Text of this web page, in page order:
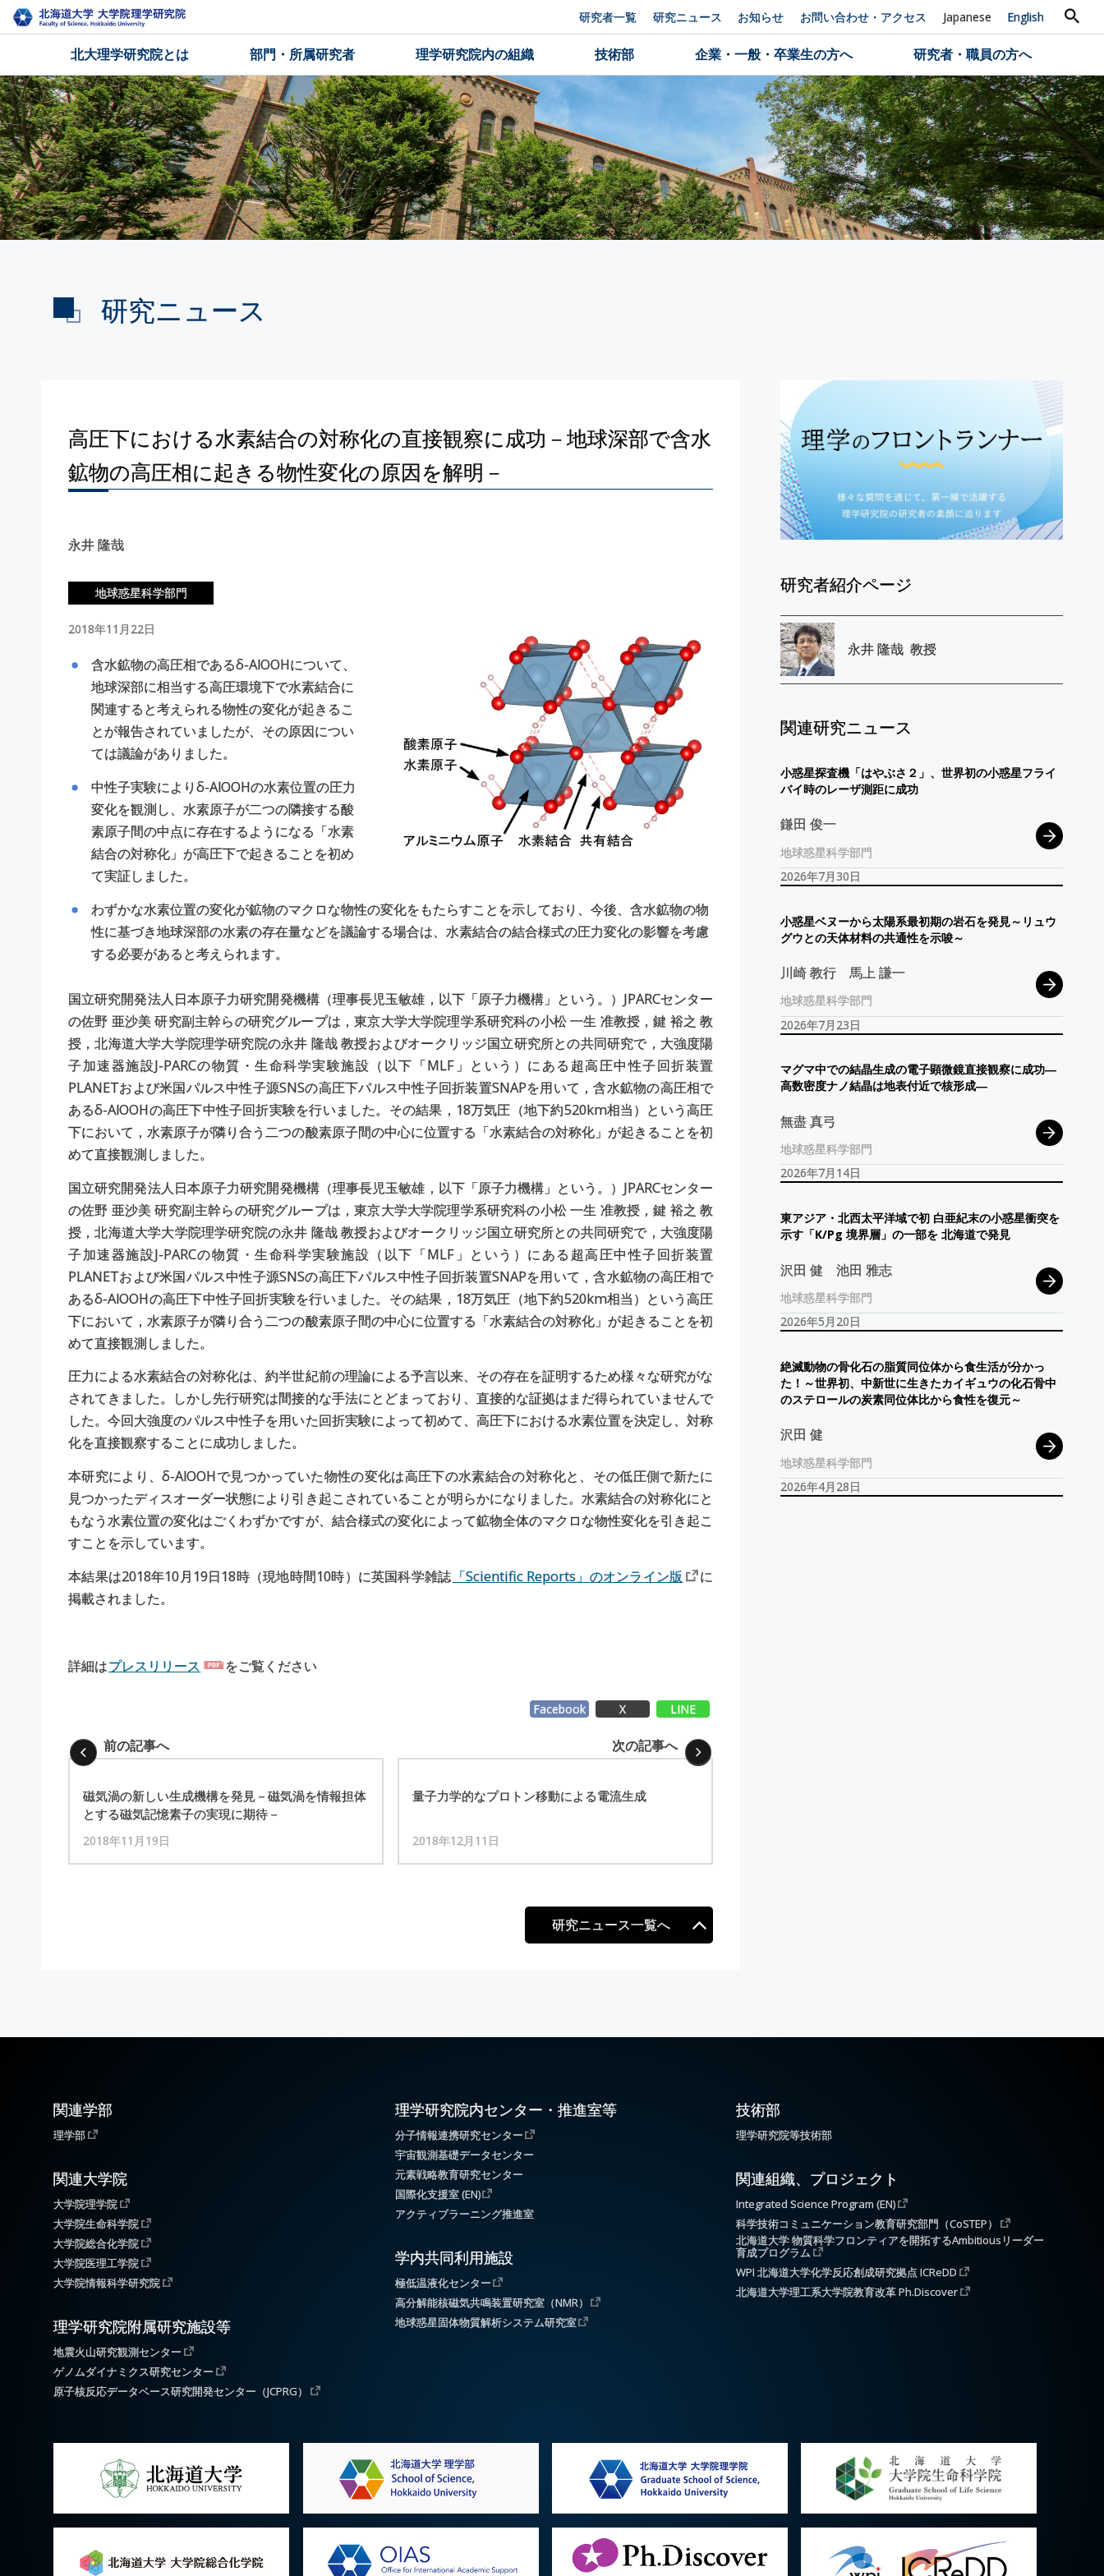
研究者一覧 研究ニュース お知らせ お問い合わせ・アクセス Japanese English
北大理学研究院とは 部門・所属研究者 理学研究院内の組織 技術部 企業・一般・卒業生の方へ 研究者・職員の方へ
研究ニュース
高圧下における水素結合の対称化の直接観察に成功 －地球深部で含水
鉱物の高圧相に起きる物性変化の原因を解明 －
永井 隆哉
地球惑星科学部門
2018年11月22日
含水鉱物の高圧相であるδ-AlOOHについて、
地球深部に相当する高圧環境下で水素結合に
関連すると考えられる物性の変化が起きるこ
とが報告されていましたが、その原因につい
ては議論がありました。
中性子実験によりδ-AlOOHの水素位置の圧力
変化を観測し、水素原子が二つの隣接する酸
素原子間の中点に存在するようになる「水素
結合の対称化」が高圧下で起きることを初め
て実証しました。
わずかな水素位置の変化が鉱物のマクロな物性の変化をもたらすことを示しており、今後、含水鉱物の物
性に基づき地球深部の水素の存在量などを議論する場合は、水素結合の結合様式の圧力変化の影響を考慮
する必要があると考えられます。
国立研究開発法人日本原子力研究開発機構（理事長児玉敏雄，以下「原子力機構」という。）JPARCセンター
の佐野 亜沙美 研究副主幹らの研究グループは，東京大学大学院理学系研究科の小松 一生 准教授，鍵 裕之 教
授，北海道大学大学院理学研究院の永井 隆哉 教授およびオークリッジ国立研究所との共同研究で，大強度陽
子加速器施設J-PARCの物質・生命科学実験施設（以下「MLF」という）にある超高圧中性子回折装置
PLANETおよび米国パルス中性子源SNSの高圧下パルス中性子回折装置SNAPを用いて，含水鉱物の高圧相で
あるδ-AlOOHの高圧下中性子回折実験を行いました。その結果，18万気圧（地下約520km相当）という高圧
下において，水素原子が隣り合う二つの酸素原子間の中心に位置する「水素結合の対称化」が起きることを初
めて直接観測しました。
国立研究開発法人日本原子力研究開発機構（理事長児玉敏雄，以下「原子力機構」という。）JPARCセンター
の佐野 亜沙美 研究副主幹らの研究グループは，東京大学大学院理学系研究科の小松 一生 准教授，鍵 裕之 教
授，北海道大学大学院理学研究院の永井 隆哉 教授およびオークリッジ国立研究所との共同研究で，大強度陽
子加速器施設J-PARCの物質・生命科学実験施設（以下「MLF」という）にある超高圧中性子回折装置
PLANETおよび米国パルス中性子源SNSの高圧下パルス中性子回折装置SNAPを用いて，含水鉱物の高圧相で
あるδ-AlOOHの高圧下中性子回折実験を行いました。その結果，18万気圧（地下約520km相当）という高圧
下において，水素原子が隣り合う二つの酸素原子間の中心に位置する「水素結合の対称化」が起きることを初
めて直接観測しました。
圧力による水素結合の対称化は、約半世紀前の理論による予言以来、その存在を証明するため様々な研究がな
されてきました。しかし先行研究は間接的な手法にとどまっており、直接的な証拠はまだ得られていませんで
した。今回大強度のパルス中性子を用いた回折実験によって初めて、高圧下における水素位置を決定し、対称
化を直接観察することに成功しました。
本研究により、δ-AlOOHで見つかっていた物性の変化は高圧下の水素結合の対称化と、その低圧側で新たに
見つかったディスオーダー状態により引き起こされていることが明らかになりました。水素結合の対称化にと
もなう水素位置の変化はごくわずかですが、結合様式の変化によって鉱物全体のマクロな物性変化を引き起こ
すことを示しています。
本結果は2018年10月19日18時（現地時間10時）に英国科学雑誌 「Scientific Reports」のオンライン版
に
掲載されました。
詳細はプレスリリース をご覧ください
Facebook X LINE
前の記事へ
磁気渦の新しい生成機構を発見 －磁気渦を情報担体
とする磁気記憶素子の実現に期待 －
2018年11月19日
次の記事へ
量子力学的なプロトン移動による電流生成
2018年12月11日
研究ニュース一覧へ
研究者紹介ページ
永井隆哉 教授
関連研究ニュース
小惑星探査機 「はやぶさ ２」、世界初の小惑星フライ
バイ時のレーザ測距に成功
鎌田 俊一
地球惑星科学部門
2026年7月30日
小惑星ベヌーから太陽系最初期の岩石を発見～ リュウ
グウとの天体材料の共通性を示唆～
川崎 教行 馬上 謙一
地球惑星科学部門
2026年7月23日
マグマ中での結晶生成の電子顕微鏡直接観察に成功―
高数密度ナノ結晶は地表付近で核形成―
無盡 真弓
地球惑星科学部門
2026年7月14日
東アジア ・北西太平洋域で初 白亜紀末の小惑星衝突を
示す 「K/Pg境界層」の一部を 北海道で発見
沢田 健 池田 雅志
地球惑星科学部門
2026年5月20日
絶滅動物の骨化石の脂質同位体から食生活が分かっ
た！ ～世界初、中新世に生きたカイギュウの化石骨中
のステロールの炭素同位体比から食性を復元～
沢田 健
地球惑星科学部門
2026年4月28日
関連学部
理学部
関連大学院
大学院理学院
大学院生命科学院
大学院総合化学院
大学院医理工学院
大学院情報科学研究院
理学研究院附属研究施設等
地震火山研究観測センター
ゲノムダイナミクス研究センター
原子核反応データベース研究開発センター（JCPRG）
理学研究院内センター・推進室等
分子情報連携研究センター
宇宙観測基礎データセンター
元素戦略教育研究センター
国際化支援室 (EN)
アクティブラーニング推進室
学内共同利用施設
極低温液化センター
高分解能核磁気共鳴装置研究室（NMR）
地球惑星固体物質解析システム研究室
技術部
理学研究院等技術部
関連組織、プロジェクト
Integrated Science Program (EN)
科学技術コミュニケーション教育研究部門（CoSTEP）
北海道大学 物質科学フロンティアを開拓するAmbitiousリーダー
育成プログラム
WPI 北海道大学化学反応創成研究拠点 ICReDD
北海道大学理工系大学院教育改革 Ph.Discover